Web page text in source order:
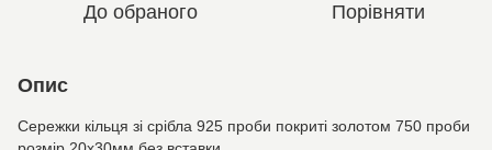
До обраного Порівняти
Опис
Сережки кільця зі срібла 925 проби покриті золотом 750 проби